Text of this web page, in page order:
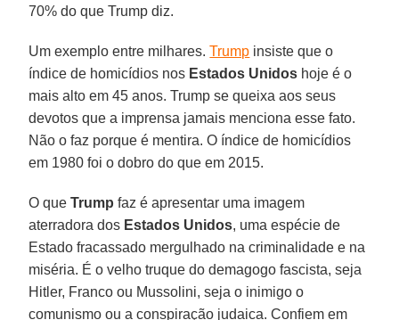
70% do que Trump diz.
Um exemplo entre milhares.Trump insiste que o
índice de homicídios nos Estados Unidos hoje é o
mais alto em 45 anos. Trump se queixa aos seus
devotos que a imprensa jamais menciona esse fato.
Não o faz porque é mentira. O índice de homicídios
em 1980 foi o dobro do que em 2015.
O queTrump faz é apresentar uma imagem
aterradora dos Estados Unidos, uma espécie de
Estado fracassado mergulhado na criminalidade e na
miséria. É o velho truque do demagogo fascista, seja
Hitler, Franco ou Mussolini, seja o inimigo o
comunismo ou a conspiração judaica. Confiem em